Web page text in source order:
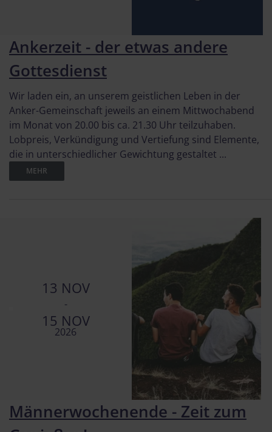
Ankerzeit - der etwas andere
Gottesdienst
Wir laden ein, an unserem geistlichen Leben in der
Anker-Gemeinschaft jeweils an einem Mittwochabend
im Monat von 20.00 bis ca. 21.30 Uhr teilzuhaben.
Lobpreis, Verkündigung und Vertiefung sind Elemente,
die in unterschiedlicher Gewichtung gestaltet ...
MEHR
13 NOV
-
15 NOV
2026
Männerwochenende - Zeit zum